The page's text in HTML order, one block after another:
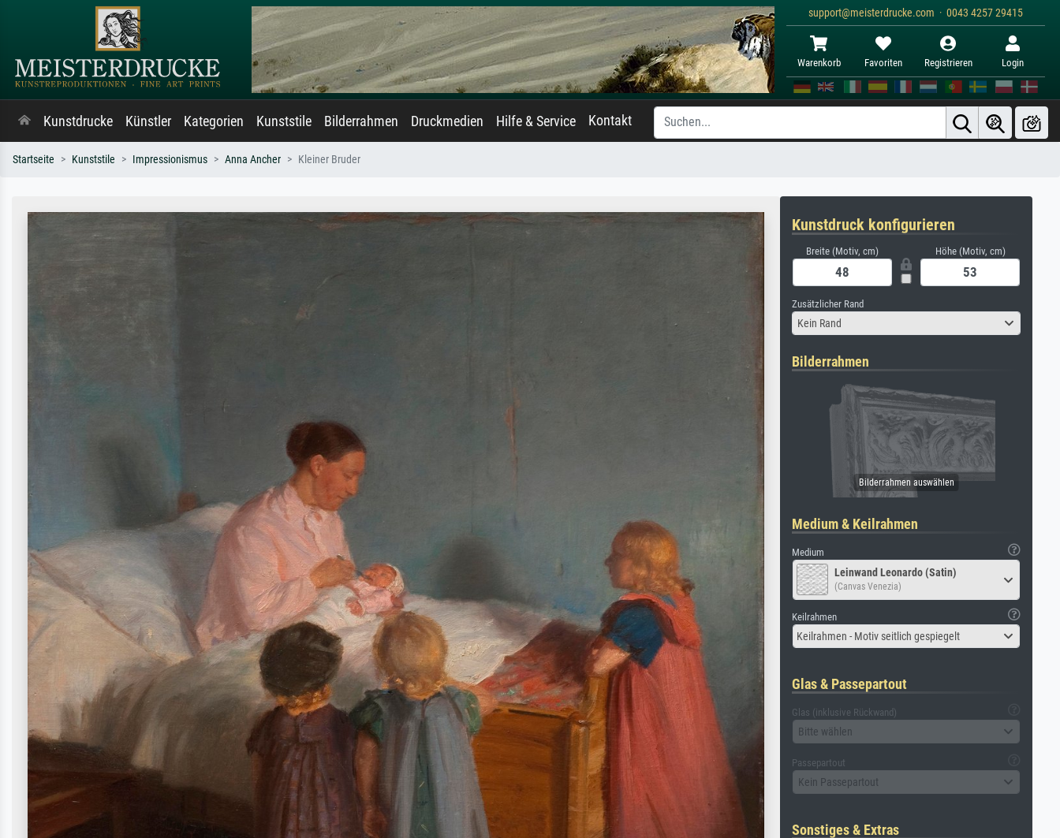
support@meisterdrucke.com · 0043 4257 29415
Warenkorb Favoriten Registrieren Login
Kunstdrucke Künstler Kategorien Kunststile Bilderrahmen Druckmedien Hilfe & Service Kontakt
Startseite Kunststile Impressionismus Anna Ancher Kleiner Bruder
Kunstdruck konfigurieren
Breite (Motiv, cm) Höhe (Motiv, cm)
Zusätzlicher Rand
Kein Rand
Bilderrahmen
Medium & Keilrahmen
Medium
Leinwand Leonardo (Satin)
(Canvas Venezia)
Keilrahmen
Keilrahmen - Motiv seitlich gespiegelt
Glas & Passepartout
Glas (inklusive Rückwand)
Bitte wählen
Passepartout
Kein Passepartout
Sonstiges & Extras